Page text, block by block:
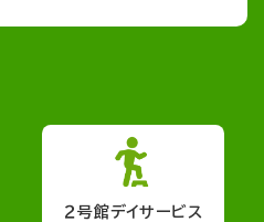
２号館デイサービス